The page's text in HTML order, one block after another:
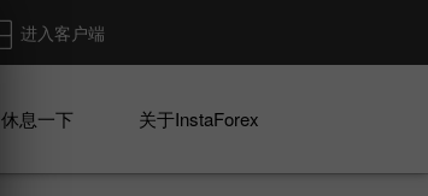
进入客户端
休息一下 关于InstaForex